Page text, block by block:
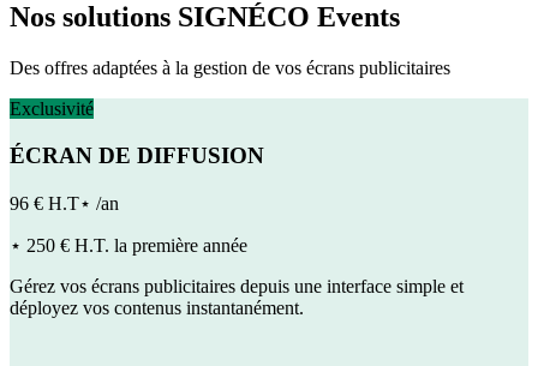
Nos solutions SIGNÉCO Events
Des offres adaptées à la gestion de vos écrans publicitaires
Exclusivité
ÉCRAN DE DIFFUSION
96 € H.T⋆ /an
⋆ 250 € H.T. la première année
Gérez vos écrans publicitaires depuis une interface simple et
déployez vos contenus instantanément.